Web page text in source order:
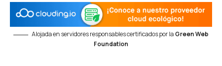
Alojada en servidores responsables certificados por la Green Web
Foundation